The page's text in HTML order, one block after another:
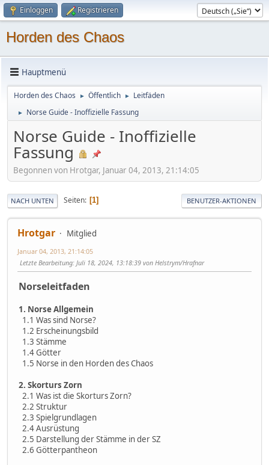
Einloggen Registrieren
Horden des Chaos
Hauptmenü
Horden des Chaos ► Öffentlich ► Leitfäden
► Norse Guide - Inoffizielle Fassung
Norse Guide - Inoffizielle
Fassung
Begonnen von Hrotgar, Januar 04, 2013, 21:14:05
NACH UNTEN Seiten 1 BENUTZER-AKTIONEN
Hrotgar Mitglied
Januar 04, 2013, 21:14:05
Letzte Bearbeitung: Juli 18, 2024, 13:18:39 von Helstrym/Hrafnar
Norseleitfaden
1. Norse Allgemein
1.1 Was sind Norse?
1.2 Erscheinungsbild
1.3 Stämme
1.4 Götter
1.5 Norse in den Horden des Chaos
2. Skorturs Zorn
2.1 Was ist die Skorturs Zorn?
2.2 Struktur
2.3 Spielgrundlagen
2.4 Ausrüstung
2.5 Darstellung der Stämme in der SZ
2.6 Götterpantheon